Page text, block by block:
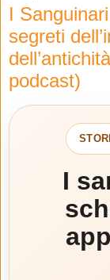
I
segreti
podcast)
I